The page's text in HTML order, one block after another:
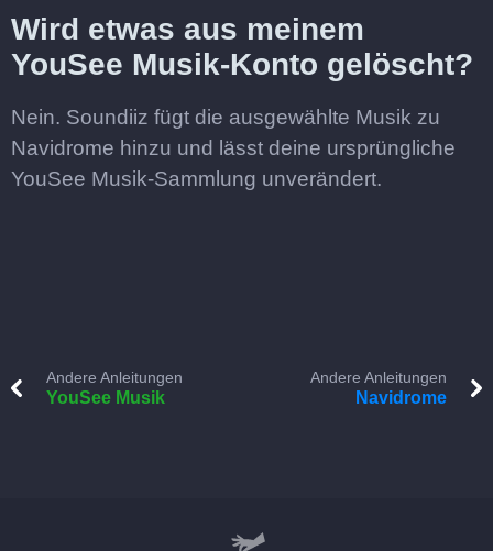
Wird etwas aus meinem
YouSee Musik-Konto gelöscht?
Nein. Soundiiz fügt die ausgewählte Musik zu
Navidrome hinzu und lässt deine ursprüngliche
YouSee Musik-Sammlung unverändert.
Andere Anleitungen
YouSee Musik
Andere Anleitungen
Navidrome